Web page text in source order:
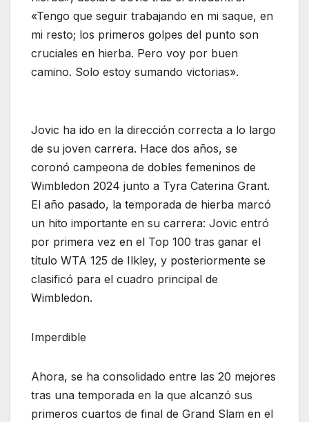
«Tengo que seguir trabajando en mi saque, en
mi resto; los primeros golpes del punto son
cruciales en hierba. Pero voy por buen
camino. Solo estoy sumando victorias».
Jovic ha ido en la dirección correcta a lo largo
de su joven carrera. Hace dos años, se
coronó campeona de dobles femeninos de
Wimbledon 2024 junto a Tyra Caterina Grant.
El año pasado, la temporada de hierba marcó
un hito importante en su carrera: Jovic entró
por primera vez en el Top 100 tras ganar el
título WTA 125 de Ilkley, y posteriormente se
clasificó para el cuadro principal de
Wimbledon.
Imperdible
Ahora, se ha consolidado entre las 20 mejores
tras una temporada en la que alcanzó sus
primeros cuartos de final de Grand Slam en el